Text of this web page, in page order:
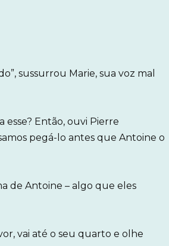
sussurrou Marie, sua voz mal
Então, ouvi Pierre
pegá-lo antes que Antoine o
de Antoine – algo que eles
vai até o seu quarto e olhe